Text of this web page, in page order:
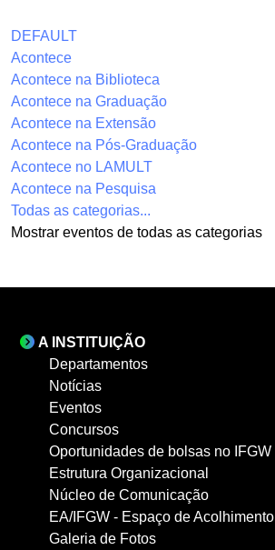
DEFAULT
Acontece
Acontece na Biblioteca
Acontece na Graduação
Acontece na Extensão
Acontece na Pós-Graduação
Acontece no LAMULT
Acontece na Pesquisa
Todas as categorias...
Mostrar eventos de todas as categorias
A INSTITUIÇÃO
Departamentos
Notícias
Eventos
Concursos
Oportunidades de bolsas no IFGW
Estrutura Organizacional
Núcleo de Comunicação
EA/IFGW - Espaço de
Galeria de Fotos